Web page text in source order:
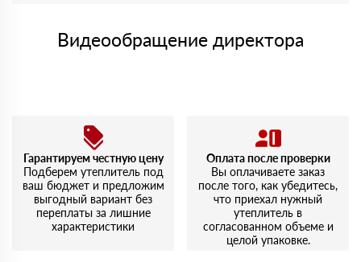
Видеообращение директора
Гарантируем честную цену
Подберем утеплитель под
ваш бюджет и предложим
выгодный вариант без
переплаты за лишние
характеристики
Оплата после проверки
Вы оплачиваете заказ
после того, как убедитесь,
что приехал нужный
утеплитель в
согласованном объеме и
целой упаковке.